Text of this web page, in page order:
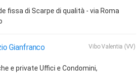
fissa di Scarpe di qualità - via Roma
Gianfranco
Vibo Valentia (VV)
e private Uffici e Condomini,